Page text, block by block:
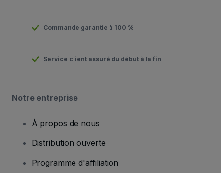
Commande garantie à 100 %
Service client assuré du début à la fin
Notre entreprise
À propos de nous
Distribution ouverte
Programme d'affiliation